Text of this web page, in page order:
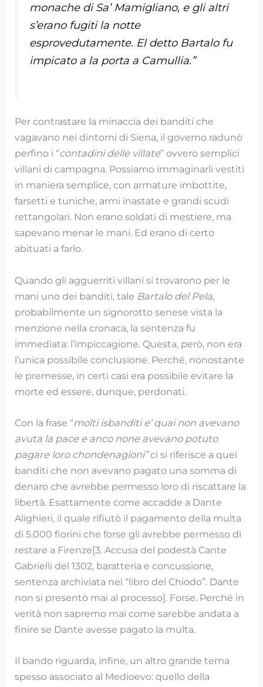
monache di Sa’ Mamigliano, e gli altri
s’erano fugiti la notte
esprovedutamente. El detto Bartalo fu
impicato a la porta a Camullia.”
Per contrastare la minaccia dei banditi che
vagavano nei dintorni di Siena, il governo radunò
perfino i “contadini delle villate” ovvero semplici
villani di campagna. Possiamo immaginarli vestiti
in maniera semplice, con armature imbottite,
farsetti e tuniche, armi inastate e grandi scudi
rettangolari. Non erano soldati di mestiere, ma
sapevano menar le mani. Ed erano di certo
abituati a farlo.
Quando gli agguerriti villani si trovarono per le
mani uno dei banditi, tale Bartalo del Pela,
probabilmente un signorotto senese vista la
menzione nella cronaca, la sentenza fu
immediata: l’impiccagione. Questa, però, non era
l’unica possibile conclusione. Perché, nonostante
le premesse, in certi casi era possibile evitare la
morte ed essere, dunque, perdonati.
Con la frase “molti isbanditi e’ quai non avevano
avuta la pace e anco none avevano potuto
pagare loro chondenagioni”ci si riferisce a quei
banditi che non avevano pagato una somma di
denaro che avrebbe permesso loro di riscattare la
libertà. Esattamente come accadde a Dante
Alighieri, il quale rifiutò il pagamento della multa
di 5.000 fiorini che forse gli avrebbe permesso di
restare a Firenze[3. Accusa del podestà Cante
Gabrielli del 1302, baratteria e concussione,
sentenza archiviata nel “libro del Chiodo”. Dante
non si presentò mai al processo]. Forse. Perché in
verità non sapremo mai come sarebbe andata a
finire se Dante avesse pagato la multa.
Il bando riguarda, infine, un altro grande tema
spesso associato al Medioevo: quello della